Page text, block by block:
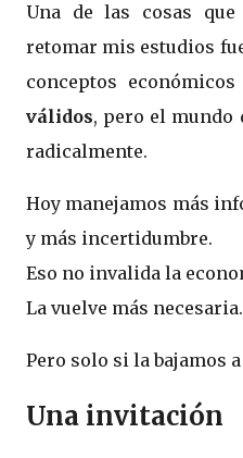
Una de las cosas
retomar mis estudios
conceptos económicos
válidos, pero el mundo
radicalmente.
Hoy manejamos más
y más incertidumbre.
Eso no invalida la
La vuelve más necesaria.
Pero solo si la bajamos
Una invitación